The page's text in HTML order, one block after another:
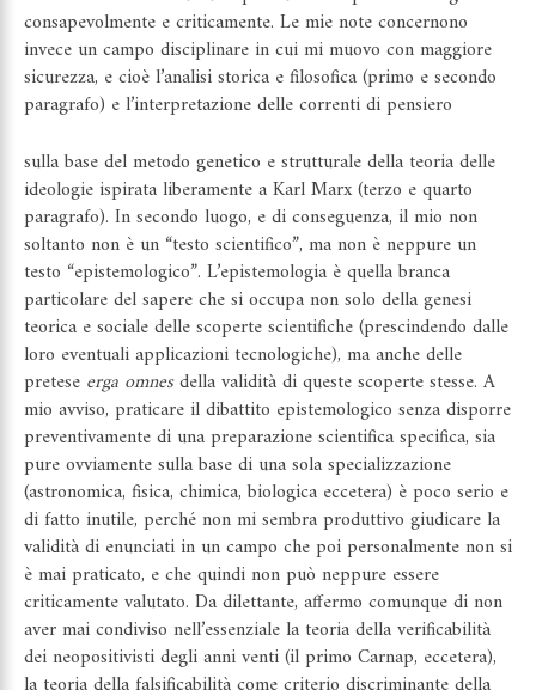
consapevolmente e criticamente. Le mie note concernono
invece un campo disciplinare in cui mi muovo con maggiore
sicurezza, e cioè l’analisi storica e filosofica (primo e secondo
paragrafo) e l’interpretazione delle correnti di pensiero
sulla base del metodo genetico e strutturale della teoria delle
ideologie ispirata liberamente a Karl Marx (terzo e quarto
paragrafo). In secondo luogo, e di conseguenza, il mio non
soltanto non è un “testo scientifico”, ma non è neppure un
testo “epistemologico”. L’epistemologia è quella branca
particolare del sapere che si occupa non solo della genesi
teorica e sociale delle scoperte scientifiche (prescindendo dalle
loro eventuali applicazioni tecnologiche), ma anche delle
pretese erga omnesdella validità di queste scoperte stesse. A
mio avviso, praticare il dibattito epistemologico senza disporre
preventivamente di una preparazione scientifica specifica, sia
pure ovviamente sulla base di una sola specializzazione
(astronomica, fisica, chimica, biologica eccetera) è poco serio e
di fatto inutile, perché non mi sembra produttivo giudicare la
validità di enunciati in un campo che poi personalmente non si
è mai praticato, e che quindi non può neppure essere
criticamente valutato. Da dilettante, affermo comunque di non
aver mai condiviso nell’essenziale la teoria della verificabilità
dei neopositivisti degli anni venti (il primo Carnap, eccetera),